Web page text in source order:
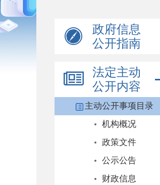
政府信息
公开指南
法定主动
公开内容
主动公开事项目录
机构概况
政策文件
公示公告
财政信息